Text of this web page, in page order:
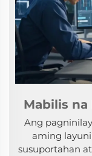
Mabilis
Ang
aming
susuportahan